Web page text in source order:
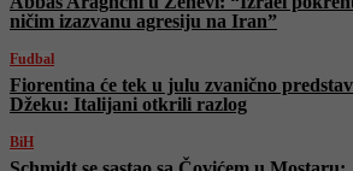
ničim izazvanu agresiju na Iran”
Fudbal
Fiorentina će tek u julu zvanično
Džeku: Italijani otkrili razlog
BiH